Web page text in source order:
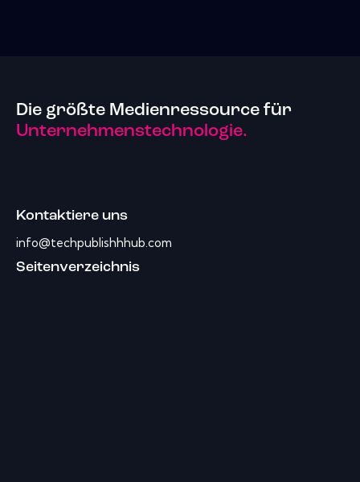
Die größte Medienressource für
Unternehmenstechnologie.
Kontaktiere uns
info@techpublishhhub.com
Seitenverzeichnis